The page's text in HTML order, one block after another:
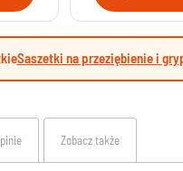
Saszetki na przeziębienie i
Zobacz także